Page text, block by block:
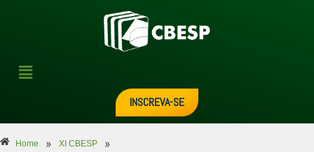
INSCREVA-SE
Home » XI CBESP »